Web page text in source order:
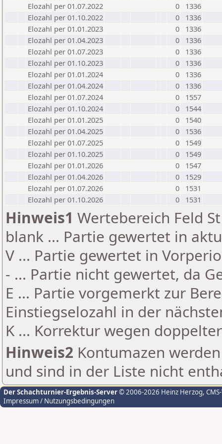
Elozahl per 01.07.2022
0
1336
Elozahl per 01.10.2022
0
1336
Elozahl per 01.01.2023
0
1336
Elozahl per 01.04.2023
0
1336
Elozahl per 01.07.2023
0
1336
Elozahl per 01.10.2023
0
1336
Elozahl per 01.01.2024
0
1336
Elozahl per 01.04.2024
0
1336
Elozahl per 01.07.2024
0
1557
Elozahl per 01.10.2024
0
1544
Elozahl per 01.01.2025
0
1540
Elozahl per 01.04.2025
0
1536
Elozahl per 01.07.2025
0
1549
Elozahl per 01.10.2025
0
1549
Elozahl per 01.01.2026
0
1547
Elozahl per 01.04.2026
0
1529
Elozahl per 01.07.2026
0
1531
Elozahl per 01.10.2026
0 1531
Hinweis1 Wertebereich Feld
blank ... Partie gewertet in
V ... Partie gewertet in
- ... Partie nicht gewertet, da
E ... Partie vorgemerkt zur
Einstiegselozahl in der
K ... Korrektur wegen
Hinweis2 Kontumazen
und sind in der Liste nicht
Der Schachturnier-Ergebnis-Server© 2006-2026 Heinz Herzog,
Impressum / Nutzungsbedingungen